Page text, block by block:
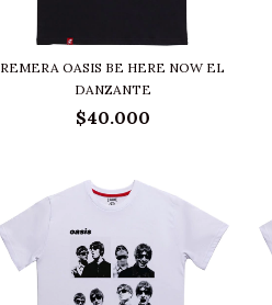
REMERA OASIS BE HERE NOW EL
DANZANTE
$40.000